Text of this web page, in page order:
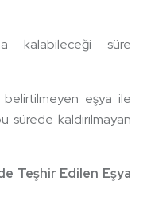
kalabileceği süre
eşya ile
sürede kaldırılmayan
Teşhir Edilen Eşya